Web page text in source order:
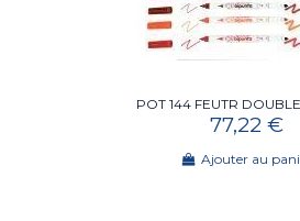
POT 144 FEUTR
77,22 €
Ajouter au